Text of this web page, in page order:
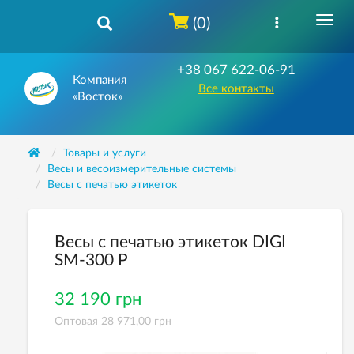
Компания
«Восток»
+38 067 622-06-91
Все контакты
(0)
Товары и услуги
Весы и весоизмерительные системы
Весы с печатью этикеток
Весы с печатью этикеток DIGI
SM-300 P
32 190 грн
Оптовая 28 971,00 грн